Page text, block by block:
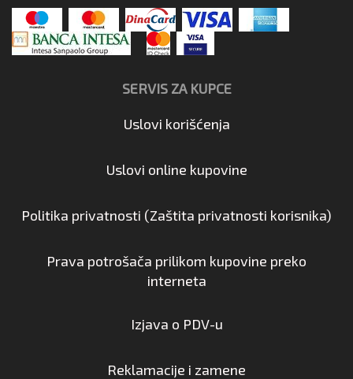
SERVIS ZA KUPCE
Uslovi korišćenja
Uslovi online kupovine
Politika privatnosti (Zaštita privatnosti korisnika)
Prava potrošača prilikom kupovine preko
interneta
Izjava o PDV-u
Reklamacije i zamene